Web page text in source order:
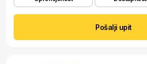
Pošalji upit